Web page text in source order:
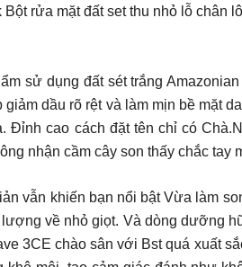
rửa mặt đất set thu nhỏ lỗ chân
dụng đất sét trắng
dầu rõ rệt và làm mịn bề mặt
cao cách đặt tên chỉ có
nhận cầm cây son thấy chắc tay
khiến bạn nổi bật Vừa làm
về nhỏ giọt. Và dòng dưỡng
3CE chào sân với Bst quá xuất